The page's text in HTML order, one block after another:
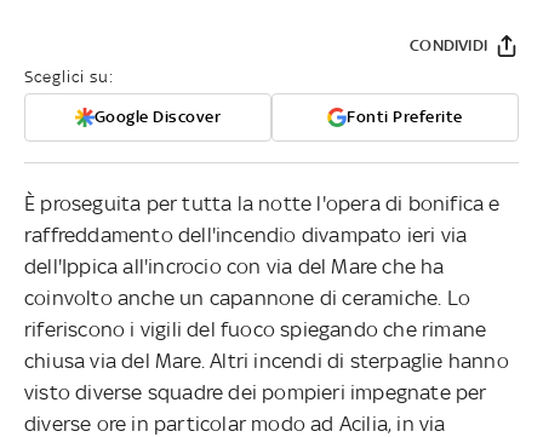
Sceglici su:
Google Discover Fonti Preferite
CONDIVIDI
È proseguita per tutta la notte l'opera di bonifica e
raffreddamento dell'incendio divampato ieri via
dell'Ippica all'incrocio con via del Mare che ha
coinvolto anche un capannone di ceramiche. Lo
riferiscono i vigili del fuoco spiegando che rimane
chiusa via del Mare. Altri incendi di sterpaglie hanno
visto diverse squadre dei pompieri impegnate per
diverse ore in particolar modo ad Acilia, in via